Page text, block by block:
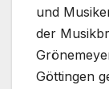
und
der
Göttingen